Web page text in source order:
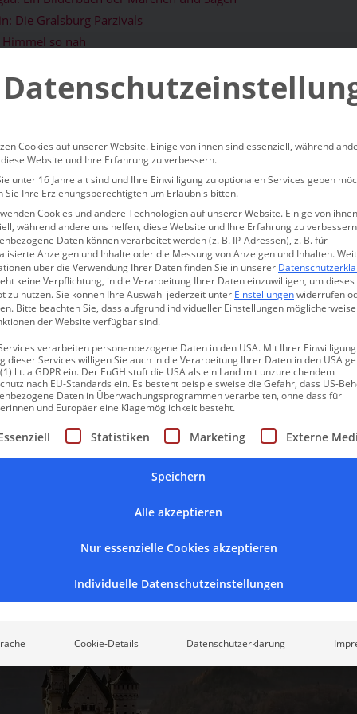
Die Gralsburg Parzivals
so nah
verletzte Seele
II. im Allgäu
Kulturtipp Allgäu
Allgäu entführt Sie in
des Märchenkönigs
,Alpsee Neuschwanstein,CC BY-SA 4.0
wir in einem getakteten Besucherstrom in höchstens 45
und Hohenschwangau geführt werden? Die Prunksucht eines
von Gottes Gnaden? Oder gelingt es uns, den
noch immer Anlass zu Spekulationen und Interpretationen
Persönlichkeit macht verständlich, was schon zu seiner Zeit
Das Wissen um die biografischen Hintergründe
wir uns über die Distanz von fast 140 Jahren in Ludwigs
jenseits des Klischees aufbauen. Wenn wir uns bemühen,
zu sehen, wird der Besuch seiner Schlösser zu einem noch
Cookies auf unserer Website. Einige von ihnen sind essenziell, während
Website und Ihre Erfahrung zu verbessern.
unter 16 Jahre alt sind und Ihre Einwilligung zu optionalen Services geben
Sie Ihre Erziehungsberechtigten um Erlaubnis bitten.
Cookies und andere Technologien auf unserer Website. Einige von
während andere uns helfen, diese Website und Ihre Erfahrung zu
Daten können verarbeitet werden (z. B. IP-Adressen), z. B. für
Anzeigen und Inhalte oder die Messung von Anzeigen und Inhalten.
über die Verwendung Ihrer Daten finden Sie in unserer
keine Verpflichtung, in die Verarbeitung Ihrer Daten einzuwilligen, um dieses
zu nutzen.Sie können Ihre Auswahl jederzeit unter Einstellungenwiderrufen
Bitte beachten Sie, dass aufgrund individueller Einstellungen
der Website verfügbar sind.
verarbeiten personenbezogene Daten in den USA. Mit Ihrer
dieser Services willigen Sie auch in die Verarbeitung Ihrer Daten in den USA
lit. a GDPR ein. Der EuGH stuft die USA als ein Land mit unzureichendem
nach EU-Standards ein. Es besteht beispielsweise die Gefahr, dass US-
Daten in Überwachungsprogrammen verarbeiten, ohne dass für
und Europäer eine Klagemöglichkeit besteht.
eine Liste der Service-Gruppen, für die eine Einwilligung
Statistiken Marketing Externe
Speichern
Alle akzeptieren
Nur essenzielle Cookies akzeptieren
Individuelle Datenschutzeinstellungen
Cookie-Details Datenschutzerklärung